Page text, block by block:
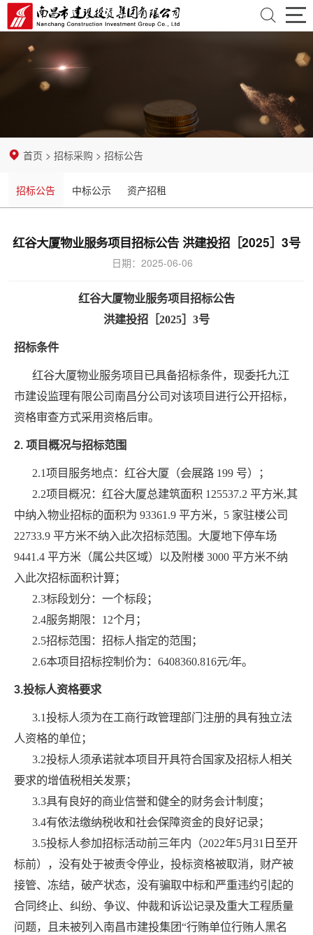
投
中
务
党
_MK（中
国）
招标公告 中标公示 资产招租
首页 > 招标采购 > 招标公告
红谷大厦物业服务项目招标公告 洪建投招［2025］3号
日期：2025-06-06
红谷大厦物业服务项目招标公告
洪建投招［ 2025］ 3号
招标条件
红谷大厦物业服务项目 已具备招标条件，现委托九江
市建设监理有限公司南昌分公司对该项目进行公开招标，
资格审查方式采用资格后审。
2.项目概况与招标范围
2.1项目服务地点：红谷大厦（会展路 199 号）
；
2.2项目概况：红谷大厦总建筑面积 125537.2 平方米,其
中纳入物业招标的面积为 93361.9 平方米，5 家驻楼公司
22733.9 平方米不纳入此次招标范围。大厦地下停车场
9441.4 平方米（属公共区域）以及附楼 3000 平方米不纳
入此次招标面积计算；
2.3标段划分：一个标段；
2.4服务期限：12个月 ；
2.5招标范围：招标人指定的范围；
2.6本项目招标控制价为：6408360.816元/年。
3.投标人资格要求
3.1投标人须为在工商行政管理部门注册的具有独立法
人资格的单位；
3.2投标人须承诺就本项目开具符合国家及招标人相关
要求的增值税相关发票；
3.3具有良好的商业信誉和健全的财务会计制度；
3.4有依法缴纳税收和社会保障资金的良好记录；
3.5投标人参加招标活动前三年内（2022年5月31日至开
标前），没有处于被责令停业，投标资格被取消，财产被
接管、冻结，破产状态，没有骗取中标和严重违约引起的
合同终止、纠纷、争议、仲裁和诉讼记录及重大工程质量
问题，且未被列入南昌市建投集团“行贿单位行贿人黑名